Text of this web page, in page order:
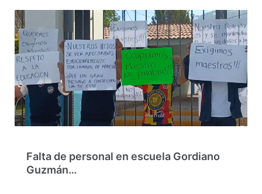
Falta de personal en escuela Gordiano
Guzmán…